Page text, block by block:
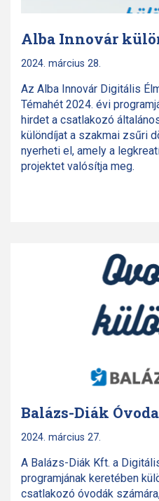
Alba Innovár
2024. március 28.
Az Alba Innovár Digitális
Témahét 2024. évi
hirdet a csatlakozó
különdíjat a szakmai zsűri
nyerheti el, amely a
projektet valósítja meg.
Balázs-Diák
2024. március 27.
A Balázs-Diák Kft. a
programjának keretében
csatlakozó óvodák